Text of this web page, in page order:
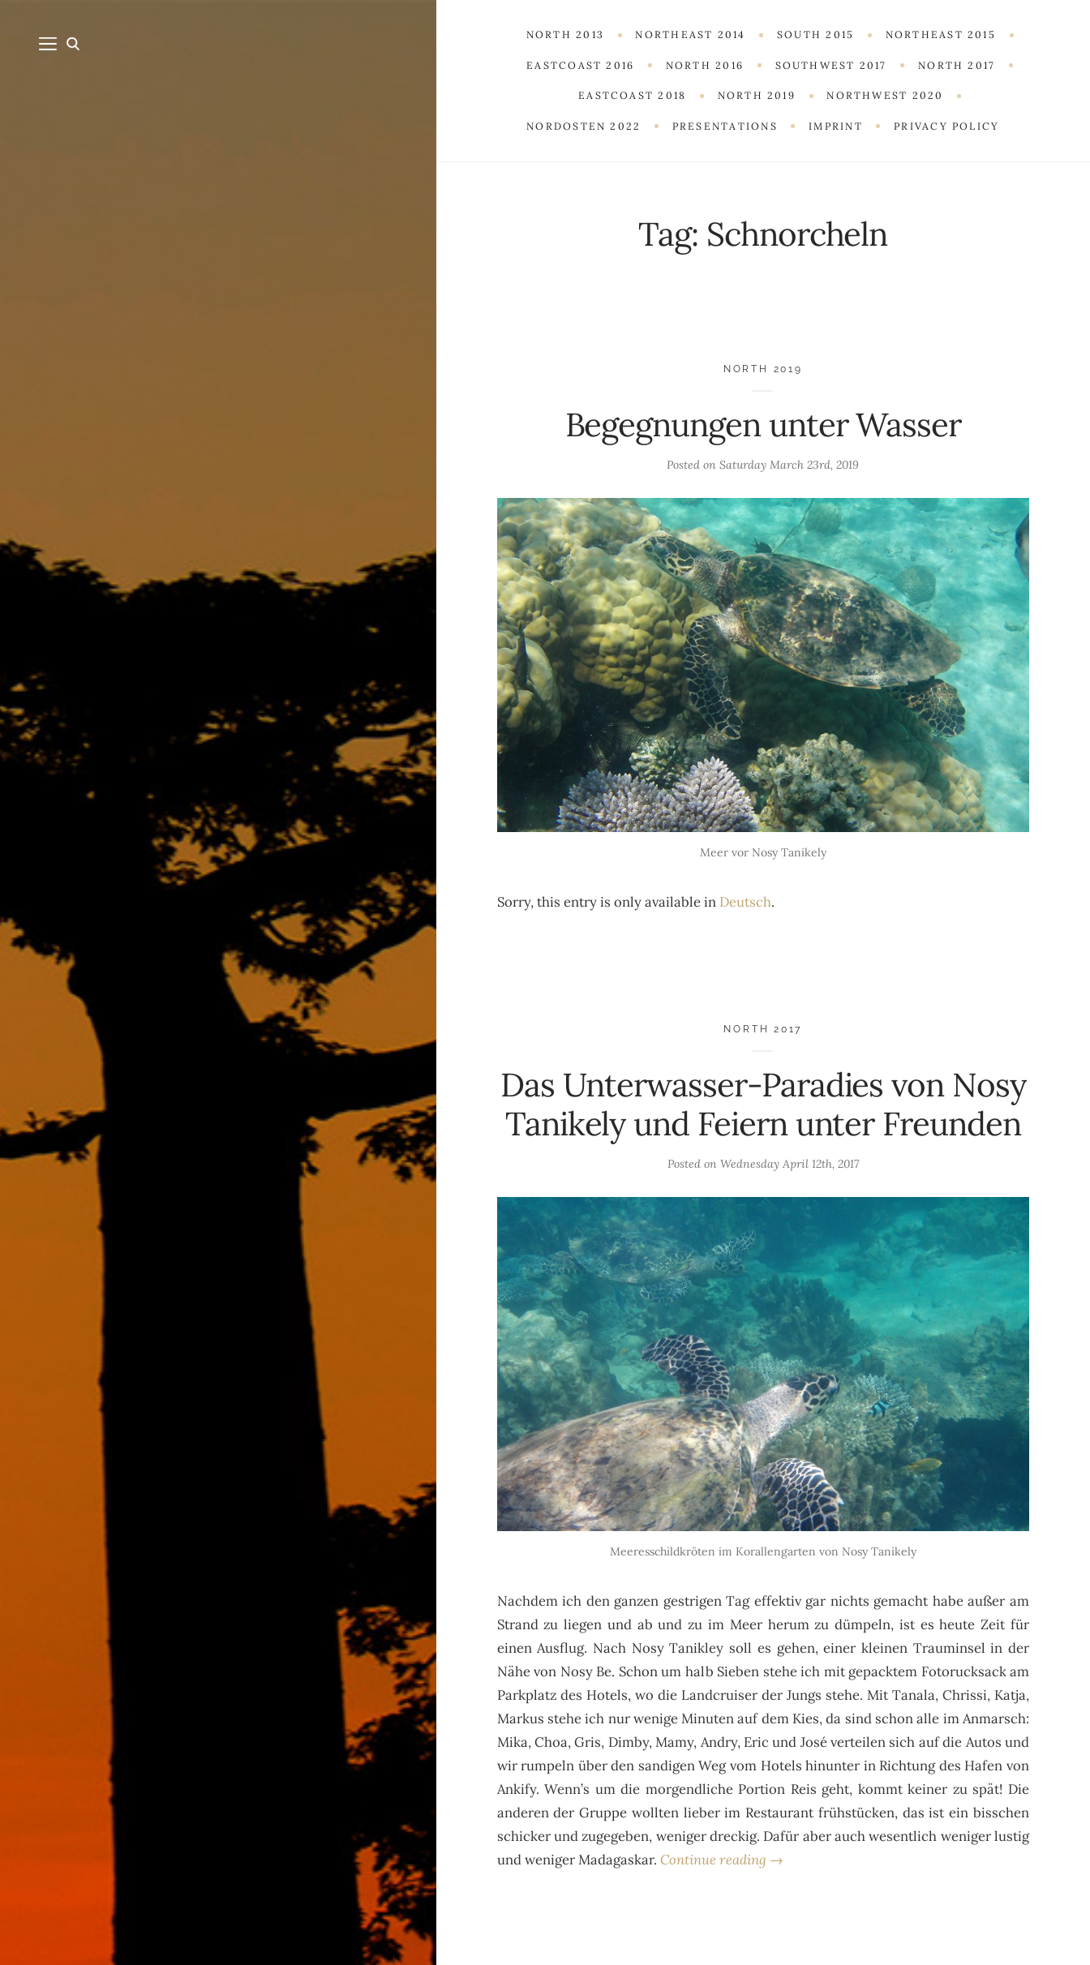
NORTH 2013 NORTHEAST 2014 SOUTH 2015 NORTHEAST 2015
EASTCOAST 2016 NORTH 2016 SOUTHWEST 2017 NORTH 2017
EASTCOAST 2018 NORTH 2019 NORTHWEST 2020
NORDOSTEN 2022 PRESENTATIONS IMPRINT PRIVACY POLICY
Tag: Schnorcheln
NORTH 2019
Begegnungen unter Wasser
Posted onSaturday March 23rd, 2019
Meer vor Nosy Tanikely
Sorry, this entry is only available in Deutsch.
NORTH 2017
Das Unterwasser-Paradies von Nosy
Tanikely und Feiern unter Freunden
Posted on Wednesday April 12th, 2017
Meeresschildkröten im Korallengarten von Nosy Tanikely
Nachdem ich den ganzen gestrigen Tag effektiv gar nichts gemacht habe außer am
Strand zu liegen und ab und zu im Meer herum zu dümpeln, ist es heute Zeit für
einen Ausflug. Nach Nosy Tanikley soll es gehen, einer kleinen Trauminsel in der
Nähe von Nosy Be. Schon um halb Sieben stehe ich mit gepacktem Fotorucksack am
Parkplatz des Hotels, wo die Landcruiser der Jungs stehe. Mit Tanala, Chrissi, Katja,
Markus stehe ich nur wenige Minuten auf dem Kies, da sind schon alle im Anmarsch:
Mika, Choa, Gris, Dimby, Mamy, Andry, Eric und José verteilen sich auf die Autos und
wir rumpeln über den sandigen Weg vom Hotels hinunter in Richtung des Hafen von
Ankify. Wenn’s um die morgendliche Portion Reis geht, kommt keiner zu spät! Die
anderen der Gruppe wollten lieber im Restaurant frühstücken, das ist ein bisschen
schicker und zugegeben, weniger dreckig. Dafür aber auch wesentlich weniger lustig
und weniger Madagaskar. Continue reading →